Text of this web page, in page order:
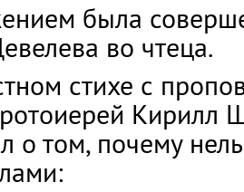
была
во чтеца.
стихе с
Кирилл
о том, почему